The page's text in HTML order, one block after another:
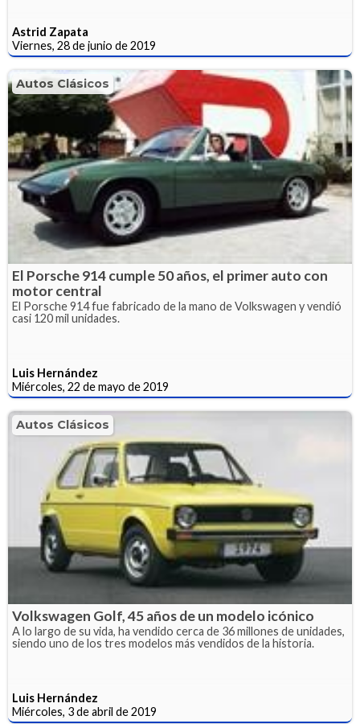
Astrid Zapata
Viernes, 28 de junio de 2019
Autos Clásicos
El Porsche 914 cumple 50 años, el primer auto con
motor central
El Porsche 914 fue fabricado de la mano de Volkswagen y vendió
casi 120 mil unidades.
Luis Hernández
Miércoles, 22 de mayo de 2019
Autos Clásicos
Volkswagen Golf, 45 años de un modelo icónico
A lo largo de su vida, ha vendido cerca de 36 millones de unidades,
siendo uno de los tres modelos más vendidos de la historia.
Luis Hernández
Miércoles, 3 de abril de 2019